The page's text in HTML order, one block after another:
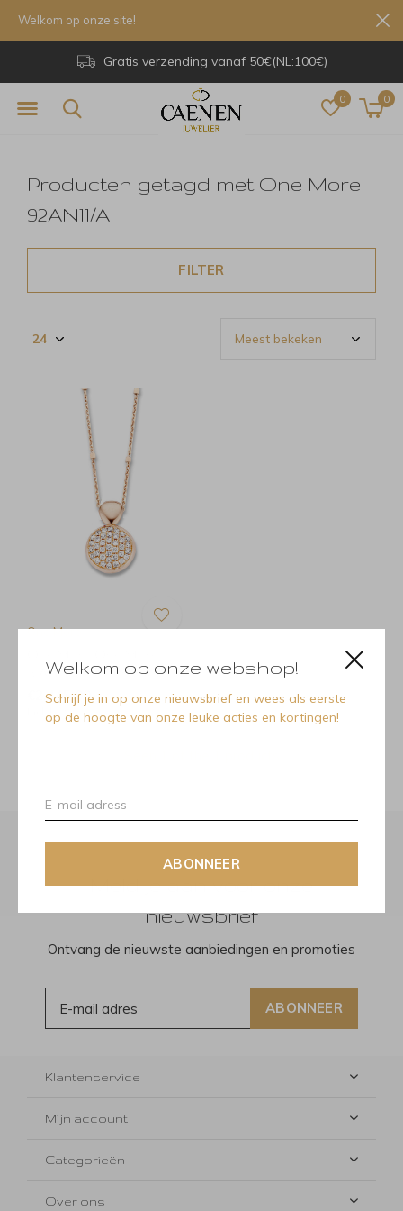
Welkom op onze webshop!
Schrijf je in op onze nieuwsbrief en wees als eerste
op de hoogte van onze leuke acties en kortingen!
ABONNEER
0 0
Gratis verzending vanaf 50€(NL:100€)
Welkom op onze site!
Producten getagd met One More
92AN11/A
FILTER
One More
92AN11/A Hanger Vulsini
€2.445,00
Meld je aan voor onze
nieuwsbrief
Ontvang de nieuwste aanbiedingen en promoties
ABONNEER
Klantenservice
Mijn account
Categorieën
Over ons